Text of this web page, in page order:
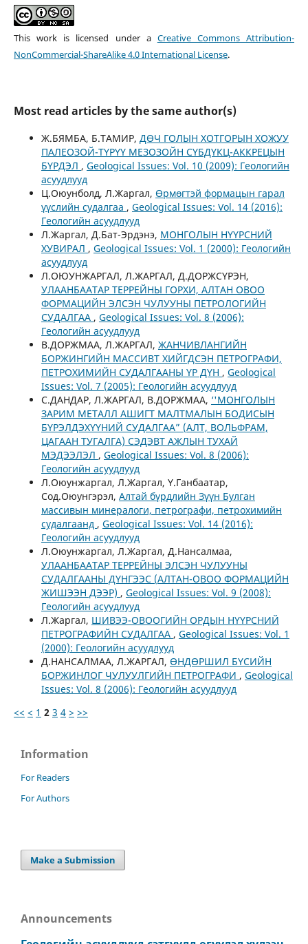
This work is licensed under a Creative Commons Attribution-
NonCommercial-ShareAlike 4.0 International License.
Most read articles by the same author(s)
Ж.БЯМБА, Б.ТАМИР, ДӨЧ ГОЛЫН ХОТГОРЫН ХОЖУУ
ПАЛЕОЗОЙ-ТҮРҮҮ МЕЗОЗОЙН СҮБДҮКЦ-АККРЕЦЫН
БҮРДЭЛ , Geological Issues: Vol. 10 (2009): Геологийн
асуудлууд
Ц.Оюунболд, Л.Жаргал, Өрмөгтэй формацын гарал
үүслийн судалгаа , Geological Issues: Vol. 14 (2016):
Геологийн асуудлууд
Л.Жаргал, Д.Бат-Эрдэнэ, МОНГОЛЫН НҮҮРСНИЙ
ХУВИРАЛ , Geological Issues: Vol. 1 (2000): Геологийн
асуудлууд
Л.ОЮУНЖАРГАЛ, Л.ЖАРГАЛ, Д.ДОРЖСҮРЭН,
УЛААНБААТАР ТЕРРЕЙНЫ ГОРХИ, АЛТАН ОВОО
ФОРМАЦИЙН ЭЛСЭН ЧУЛУУНЫ ПЕТРОЛОГИЙН
СУДАЛГАА , Geological Issues: Vol. 8 (2006):
Геологийн асуудлууд
В.ДОРЖМАА, Л.ЖАРГАЛ, ЖАНЧИВЛАНГИЙН
БОРЖИНГИЙН МАССИВТ ХИЙГДСЭН ПЕТРОГРАФИ,
ПЕТРОХИМИЙН СУДАЛГААНЫ ҮР ДҮН , Geological
Issues: Vol. 7 (2005): Геологийн асуудлууд
С.ДАНДАР, Л.ЖАРГАЛ, В.ДОРЖМАА, ‘'МОНГОЛЫН
ЗАРИМ МЕТАЛЛ АШИГТ МАЛТМАЛЫН БОДИСЫН
БҮРЭЛДЭХҮҮНИЙ СУДАЛГАА” (АЛТ, ВОЛЬФРАМ,
ЦАГААН ТУГАЛГА) СЭДЭВТ АЖЛЫН ТУХАЙ
МЭДЭЭЛЭЛ , Geological Issues: Vol. 8 (2006):
Геологийн асуудлууд
Л.Оюунжаргал, Л.Жаргал, Ү.Ганбаатар,
Сод.Оюунгэрэл, Алтай бүрдлийн Зүүн Булган
массивын минералоги, петрографи, петрохимийн
судалгаанд , Geological Issues: Vol. 14 (2016):
Геологийн асуудлууд
Л.Оюунжаргал, Л.Жаргал, Д.Нансалмаа,
УЛААНБААТАР ТЕРРЕЙНЫ ЭЛСЭН ЧУЛУУНЫ
СУДАЛГААНЫ ДҮНГЭЭС (АЛТАН-ОВОО ФОРМАЦИЙН
ЖИШЭЭН ДЭЭР) , Geological Issues: Vol. 9 (2008):
Геологийн асуудлууд
Л.Жаргал, ШИВЭЭ-ОВООГИЙН ОРДЫН НҮҮРСНИЙ
ПЕТРОГРАФИЙН СУДАЛГАА , Geological Issues: Vol. 1
(2000): Геологийн асуудлууд
Д.НАНСАЛМАА, Л.ЖАРГАЛ, ӨНДӨРШИЛ БҮСИЙН
БОРЖИНЛОГ ЧУЛУУЛГИЙН ПЕТРОГРАФИ , Geological
Issues: Vol. 8 (2006): Геологийн асуудлууд
<< < 1 2 3 4 > >>
Information
For Readers
For Authors
Make a Submission
Announcements